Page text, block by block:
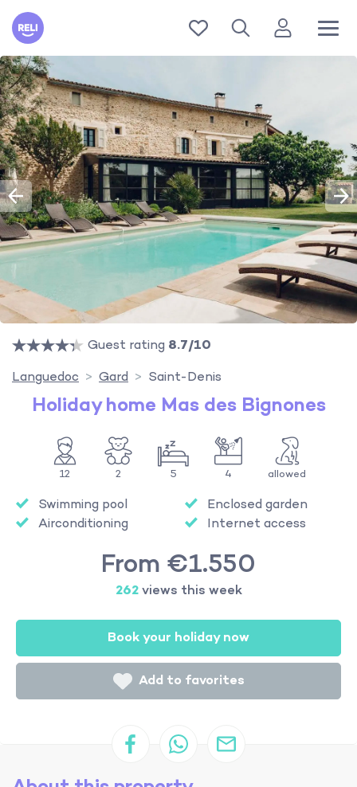
Reli
Guest rating 8.7/10
Languedoc
Gard Saint-Denis
Holiday home Mas des Bignones
12 2 5 4 allowed
Swimming pool
Airconditioning
Enclosed garden
Internet access
From €1.550
262views this week
Book your holiday now
Add to favorites